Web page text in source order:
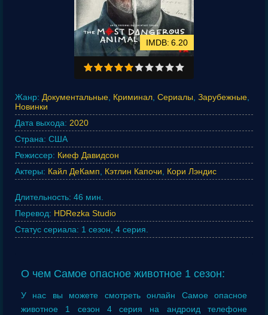
6.20
Жанр: Документальные, Криминал, Сериалы, Зарубежные,
Новинки
Дата выхода: 2020
Страна: США
Режиссер: Киеф Давидсон
Актеры: Кайл ДеКамп, Кэтлин Капочи, Кори Лэндис
Длительность: 46 мин.
Перевод: HDRezka Studio
Статус сериала: 1 сезон, 4 серия.
О чем Самое опасное животное 1 сезон:
У нас вы можете смотреть онлайн Самое опасное
животное 1 сезон 4 серия на андроид телефоне